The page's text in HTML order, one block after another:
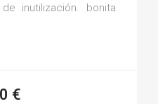
inutilización. bonita
€